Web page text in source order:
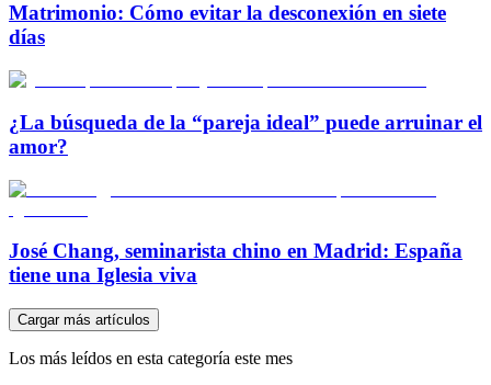
Matrimonio: Cómo evitar la desconexión en siete
días
¿La búsqueda de la “pareja ideal” puede arruinar el
amor?
José Chang, seminarista chino en Madrid: España
tiene una Iglesia viva
Cargar más artículos
Los más leídos en esta categoría este mes